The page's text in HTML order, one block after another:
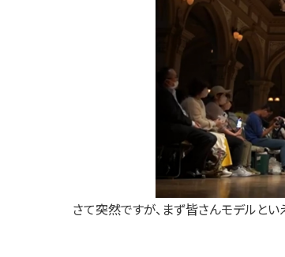
さて突然ですが、まず皆さんモデルと